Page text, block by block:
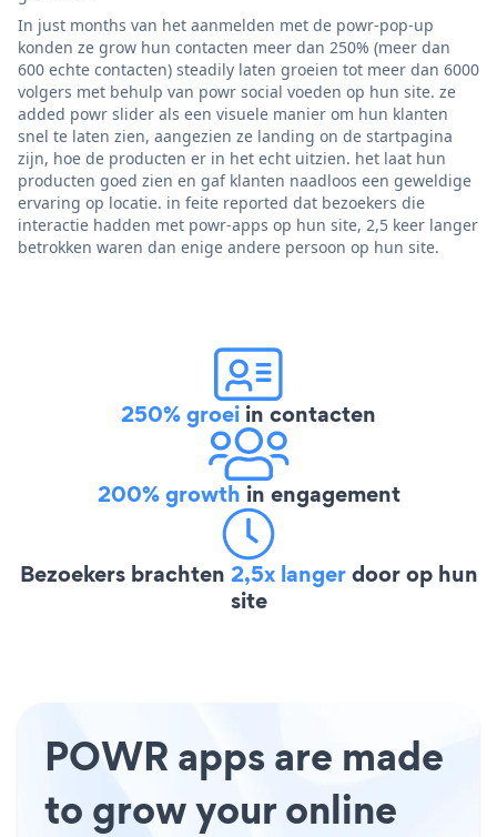
In just months van het aanmelden met de powr-pop-up
konden ze grow hun contacten meer dan 250% (meer dan
600 echte contacten) steadily laten groeien tot meer dan 6000
volgers met behulp van powr social voeden op hun site. ze
added powr slider als een visuele manier om hun klanten
snel te laten zien, aangezien ze landing on de startpagina
zijn, hoe de producten er in het echt uitzien. het laat hun
producten goed zien en gaf klanten naadloos een geweldige
ervaring op locatie. in feite reported dat bezoekers die
interactie hadden met powr-apps op hun site, 2,5 keer langer
betrokken waren dan enige andere persoon op hun site.
250% groei in contacten
200% growth in engagement
Bezoekers brachten 2,5x langerdoor op hun
site
POWR apps are made
to grow your online